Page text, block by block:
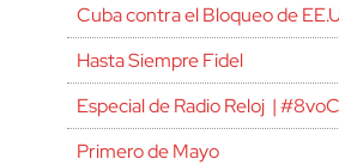
Cuba contra el Bloqueo de
Hasta Siempre Fidel
Especial de Radio Reloj |
Primero de Mayo